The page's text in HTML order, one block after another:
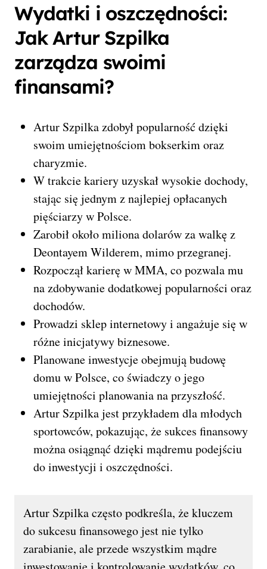
Wydatki i oszczędności:
Jak Artur Szpilka
zarządza swoimi
finansami?
Artur Szpilka zdobył popularność dzięki
swoim umiejętnościom bokserkim oraz
charyzmie.
W trakcie kariery uzyskał wysokie dochody,
stając się jednym z najlepiej opłacanych
pięściarzy w Polsce.
Zarobił około miliona dolarów za walkę z
Deontayem Wilderem, mimo przegranej.
Rozpoczął karierę w MMA, co pozwala mu
na zdobywanie dodatkowej popularności oraz
dochodów.
Prowadzi sklep internetowy i angażuje się w
różne inicjatywy biznesowe.
Planowane inwestycje obejmują budowę
domu w Polsce, co świadczy o jego
umiejętności planowania na przyszłość.
Artur Szpilka jest przykładem dla młodych
sportowców, pokazując, że sukces finansowy
można osiągnąć dzięki mądremu podejściu
do inwestycji i oszczędności.
Artur Szpilka często podkreśla, że kluczem
do sukcesu finansowego jest nie tylko
zarabianie, ale przede wszystkim mądre